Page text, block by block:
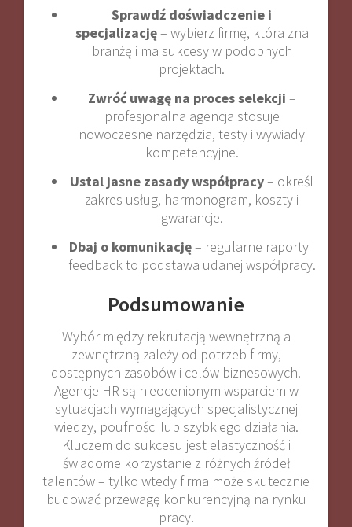
Sprawdź doświadczenie i
specjalizację– wybierz firmę, która zna
branżę i ma sukcesy w podobnych
projektach.
Zwróć uwagę na proces selekcji –
profesjonalna agencja stosuje
nowoczesne narzędzia, testy i wywiady
kompetencyjne.
Ustal jasne zasady współpracy– określ
zakres usług, harmonogram, koszty i
gwarancje.
Dbaj o komunikację– regularne raporty i
feedback to podstawa udanej współpracy.
Podsumowanie
Wybór między rekrutacją wewnętrzną a
zewnętrzną zależy od potrzeb firmy,
dostępnych zasobów i celów biznesowych.
Agencje HR są nieocenionym wsparciem w
sytuacjach wymagających specjalistycznej
wiedzy, poufności lub szybkiego działania.
Kluczem do sukcesu jest elastyczność i
świadome korzystanie z różnych źródeł
talentów – tylko wtedy firma może skutecznie
budować przewagę konkurencyjną na rynku
pracy.